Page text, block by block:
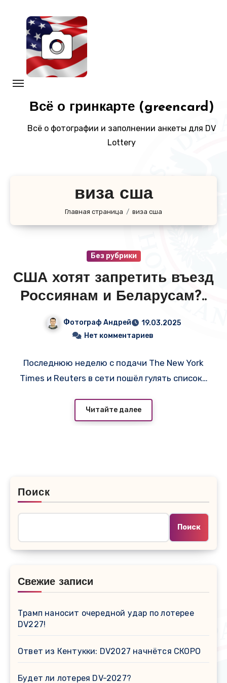
содержанию
Всё о гринкарте (greencard)
Всё о фотографии и заполнении анкеты для DV
Lottery
виза сша
Главная страница виза сша
Без рубрики
США хотят запретить въезд
Россиянам и Беларусам?..
Фотограф Андрей
19.03.2025
Нет комментариев
Последнюю неделю с подачи The New York
Times и Reuters в сети пошёл гулять список…
Читайте далее
Поиск
Поиск
Свежие записи
Трамп наносит очередной удар по лотерее
DV227!
Ответ из Кентукки: DV2027 начнётся СКОРО
Будет ли лотерея DV-2027?